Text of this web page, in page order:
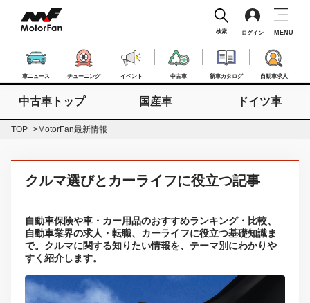
車ニュース チューニング イベント 中古車 新車カタログ 自動車求人
検索 ログイン MENU
検索したいキーワードを入力
中古車トップ 国産車 ドイツ車
TOP MotorFan最新情報
クルマ選びとカーライフに役立つ記事
自動車保険や車・カー用品のおすすめランキング・比較、
自動車業界の求人・転職、カーライフに役立つ基礎知識ま
で。クルマに関する知りたい情報を、テーマ別にわかりや
すく紹介します。